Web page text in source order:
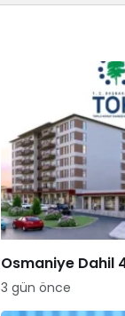
Osmaniye Dahil
3 gün önce